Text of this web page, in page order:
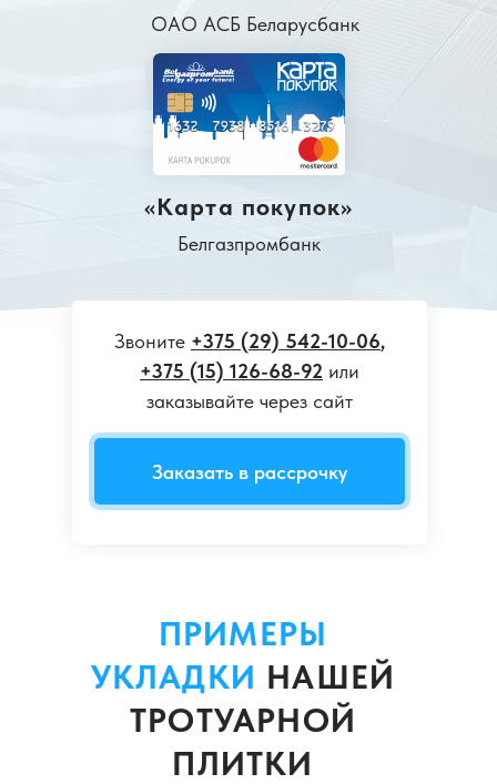
ОАО АСБ Беларусбанк
«Карта покупок»
Белгазпромбанк
ПРИМЕРЫ
УКЛАДКИ НАШЕЙ
ТРОТУАРНОЙ
ПЛИТКИ
Заказать в рассрочку
Звоните +375 (29) 542-10-06,
+375 (15) 126-68-92 или
заказывайте через сайт